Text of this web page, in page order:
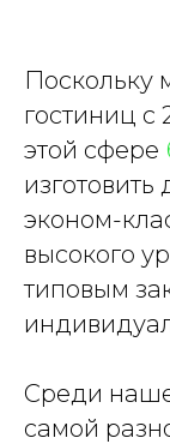
Поскольку
гостиниц с
этой сфере
эконом-
высокого
типовым
Среди
самой